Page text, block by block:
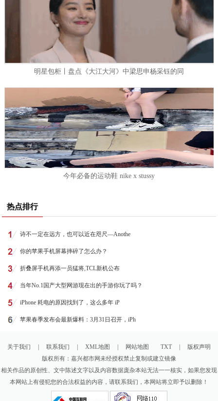
明星包柜丨盘点《大江大河》中梁思申杨采钰的同
今年必备的运动鞋 nike x stussy
热点排行
诗不一定在远方，也可以近在咫尺—Anothe
你的苹果手机屏幕摔碎了怎么办？
折叠屏手机再添一员猛将,TCL新机公布
当年No.1国产大型网游现在出的手游你玩了吗？
iPhone 耗电的原因找到了，这么多年 iP
苹果春季发布会最新爆料：3月31日召开，iPh
关于我们 联系我们 XML地图 网站地图 TXT
版权声明
版权所有：嘉兴都市网未经授权禁止复制或建立镜像
相关作品的原创性、文中陈述文字以及内容数据庞杂本站无法一一核实，如果您发现
本网站上有侵犯您的合法权益的内容，请联系我们，本网站将立即予以删除！